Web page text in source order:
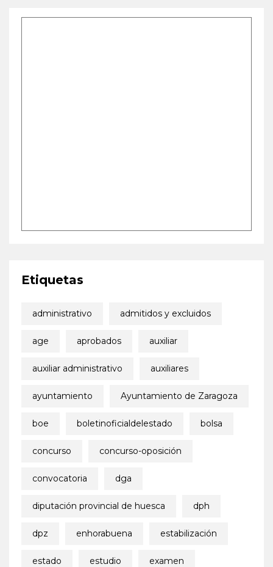
Etiquetas
administrativo admitidos y excluidos
age aprobados auxiliar
auxiliar administrativo auxiliares
ayuntamiento Ayuntamiento de Zaragoza
boe boletinoficialdelestado bolsa
concurso concurso-oposición
convocatoria dga
diputación provincial de huesca dph
dpz enhorabuena estabilización
estado estudio examen